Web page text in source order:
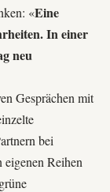
«Eine
In einer
neu
Gesprächen mit
bei
Reihen